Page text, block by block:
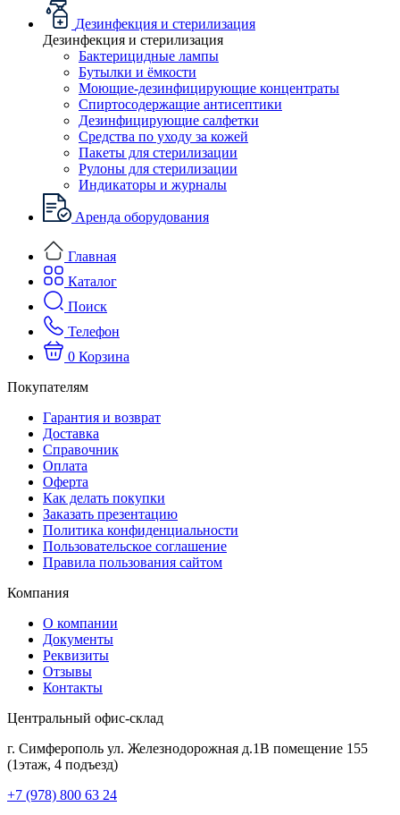
Дезинфекция и стерилизация
Дезинфекция и стерилизация
Бактерицидные лампы
Бутылки и ёмкости
Моющие-дезинфицирующие концентраты
Спиртосодержащие антисептики
Дезинфицирующие салфетки
Средства по уходу за кожей
Пакеты для стерилизации
Рулоны для стерилизации
Индикаторы и журналы
Аренда оборудования
Главная
Каталог
Поиск
Телефон
0 Корзина
Покупателям
Гарантия и возврат
Доставка
Справочник
Оплата
Оферта
Как делать покупки
Заказать презентацию
Политика конфиденциальности
Пользовательское соглашение
Правила пользования сайтом
Компания
О компании
Документы
Реквизиты
Отзывы
Контакты
Центральный офис-склад
г. Симферополь ул. Железнодорожная д.1В помещение 155
(1этаж, 4 подъезд)
+7 (978) 800 63 24